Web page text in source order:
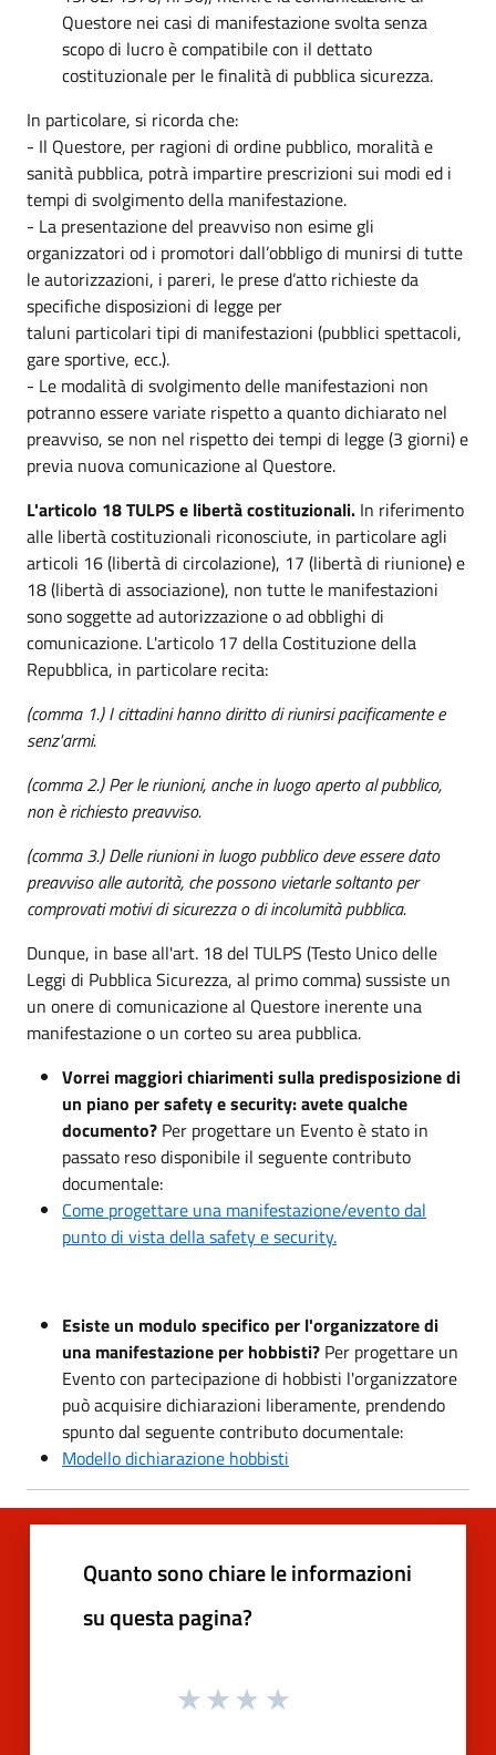
Questore nei casi di manifestazione svolta senza
scopo di lucro è compatibile con il dettato
costituzionale per le finalità di pubblica sicurezza.
In particolare, si ricorda che:
- Il Questore, per ragioni di ordine pubblico, moralità e
sanità pubblica, potrà impartire prescrizioni sui modi ed i
tempi di svolgimento della manifestazione.
- La presentazione del preavviso non esime gli
organizzatori od i promotori dall’obbligo di munirsi di tutte
le autorizzazioni, i pareri, le prese d’atto richieste da
specifiche disposizioni di legge per
taluni particolari tipi di manifestazioni (pubblici spettacoli,
gare sportive, ecc.).
- Le modalità di svolgimento delle manifestazioni non
potranno essere variate rispetto a quanto dichiarato nel
preavviso, se non nel rispetto dei tempi di legge (3 giorni) e
previa nuova comunicazione al Questore.
L'articolo 18 TULPS e libertà costituzionali. In riferimento
alle libertà costituzionali riconosciute, in particolare agli
articoli 16 (libertà di circolazione), 17 (libertà di riunione) e
18 (libertà di associazione), non tutte le manifestazioni
sono soggette ad autorizzazione o ad obblighi di
comunicazione. L'articolo 17 della Costituzione della
Repubblica, in particolare recita:
(comma 1.) I cittadini hanno diritto di riunirsi pacificamente e
senz'armi.
(comma 2.) Per le riunioni, anche in luogo aperto al pubblico,
non è richiesto preavviso.
(comma 3.) Delle riunioni in luogo pubblico deve essere dato
preavviso alle autorità, che possono vietarle soltanto per
comprovati motivi di sicurezza o di incolumità pubblica.
Dunque, in base all'art. 18 del TULPS (Testo Unico delle
Leggi di Pubblica Sicurezza, al primo comma) sussiste un
un onere di comunicazione al Questore inerente una
manifestazione o un corteo su area pubblica.
Vorrei maggiori chiarimenti sulla predisposizione di
un piano per safety e security: avete qualche
documento? Per progettare un Evento è stato in
passato reso disponibile il seguente contributo
documentale:
Come progettare una manifestazione/evento dal
punto di vista della safety e security.
Esiste un modulo specifico per l'organizzatore di
una manifestazione per hobbisti? Per progettare un
Evento con partecipazione di hobbisti l'organizzatore
può acquisire dichiarazioni liberamente, prendendo
spunto dal seguente contributo documentale:
Modello dichiarazione hobbisti
Quanto sono chiare le informazioni
su questa pagina?